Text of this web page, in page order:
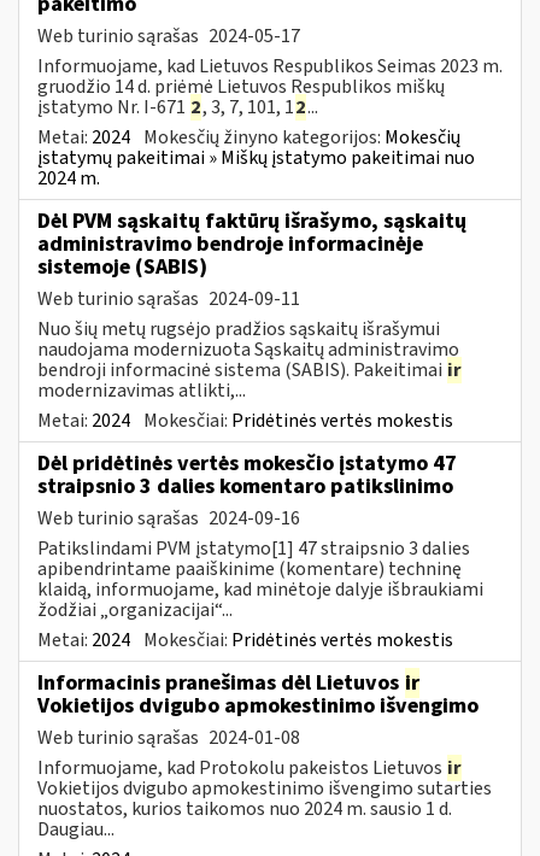
Web turinio sąrašas 2024-05-17
Informuojame, kad Lietuvos Respublikos Seimas 2023 m.
gruodžio 14 d. priėmė Lietuvos Respublikos miškų
įstatymo Nr. I-671 2, 3, 7, 101, 12...
Metai: 2024 Mokesčių žinyno kategorijos: Mokesčių
įstatymų pakeitimai » Miškų įstatymo pakeitimai nuo
2024 m.
Dėl PVM sąskaitų faktūrų išrašymo, sąskaitų
administravimo bendroje informacinėje
sistemoje (SABIS)
Web turinio sąrašas 2024-09-11
Nuo šių metų rugsėjo pradžios sąskaitų išrašymui
naudojama modernizuota Sąskaitų administravimo
bendroji informacinė sistema (SABIS). Pakeitimai ir
modernizavimas atlikti,...
Metai: 2024 Mokesčiai: Pridėtinės vertės mokestis
Dėl pridėtinės vertės mokesčio įstatymo 47
straipsnio 3 dalies komentaro patikslinimo
Web turinio sąrašas 2024-09-16
Patikslindami PVM įstatymo[1] 47 straipsnio 3 dalies
apibendrintame paaiškinime (komentare) techninę
klaidą, informuojame, kad minėtoje dalyje išbraukiami
žodžiai „organizacijai“...
Metai: 2024 Mokesčiai: Pridėtinės vertės mokestis
Informacinis pranešimas dėl Lietuvos ir
Vokietijos dvigubo apmokestinimo išvengimo
Web turinio sąrašas 2024-01-08
Informuojame, kad Protokolu pakeistos Lietuvos ir
Vokietijos dvigubo apmokestinimo išvengimo sutarties
nuostatos, kurios taikomos nuo 2024 m. sausio 1 d.
Daugiau...